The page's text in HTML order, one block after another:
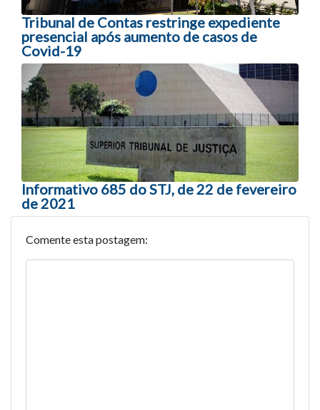
Tribunal de Contas restringe expediente
presencial após aumento de casos de
Covid-19
Informativo 685 do STJ, de 22 de fevereiro
de 2021
Comente esta postagem: